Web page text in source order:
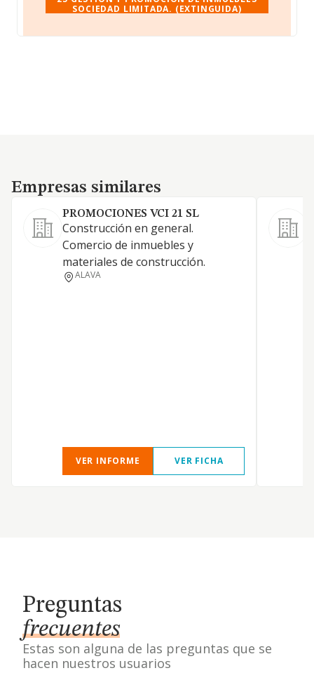
SOCIEDAD LIMITADA. (EXTINGUIDA)
Empresas similares
Empresas similares
PROMOCIONES VCI 21 SL
Construcción en general.
Comercio de inmuebles y
materiales de construcción.
ALAVA
VER INFORME VER FICHA
Preguntas
frecuentes
Estas son alguna de las preguntas que se
hacen nuestros usuarios